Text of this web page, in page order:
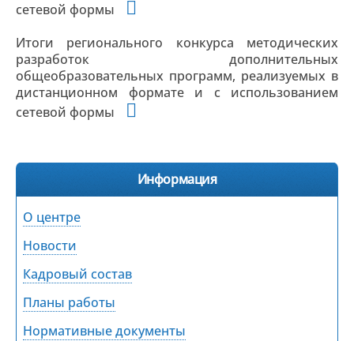
сетевой формы
Итоги регионального конкурса методических
разработок дополнительных
общеобразовательных программ, реализуемых в
дистанционном формате и с использованием
сетевой формы
Информация
О центре
Новости
Кадровый состав
Планы работы
Нормативные документы